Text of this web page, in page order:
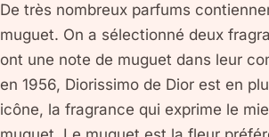
De très nombreux parfums
muguet. On a sélectionné deux
ont une note de muguet dans leur
en 1956, Diorissimo de Dior est en
icône, la fragrance qui exprime le